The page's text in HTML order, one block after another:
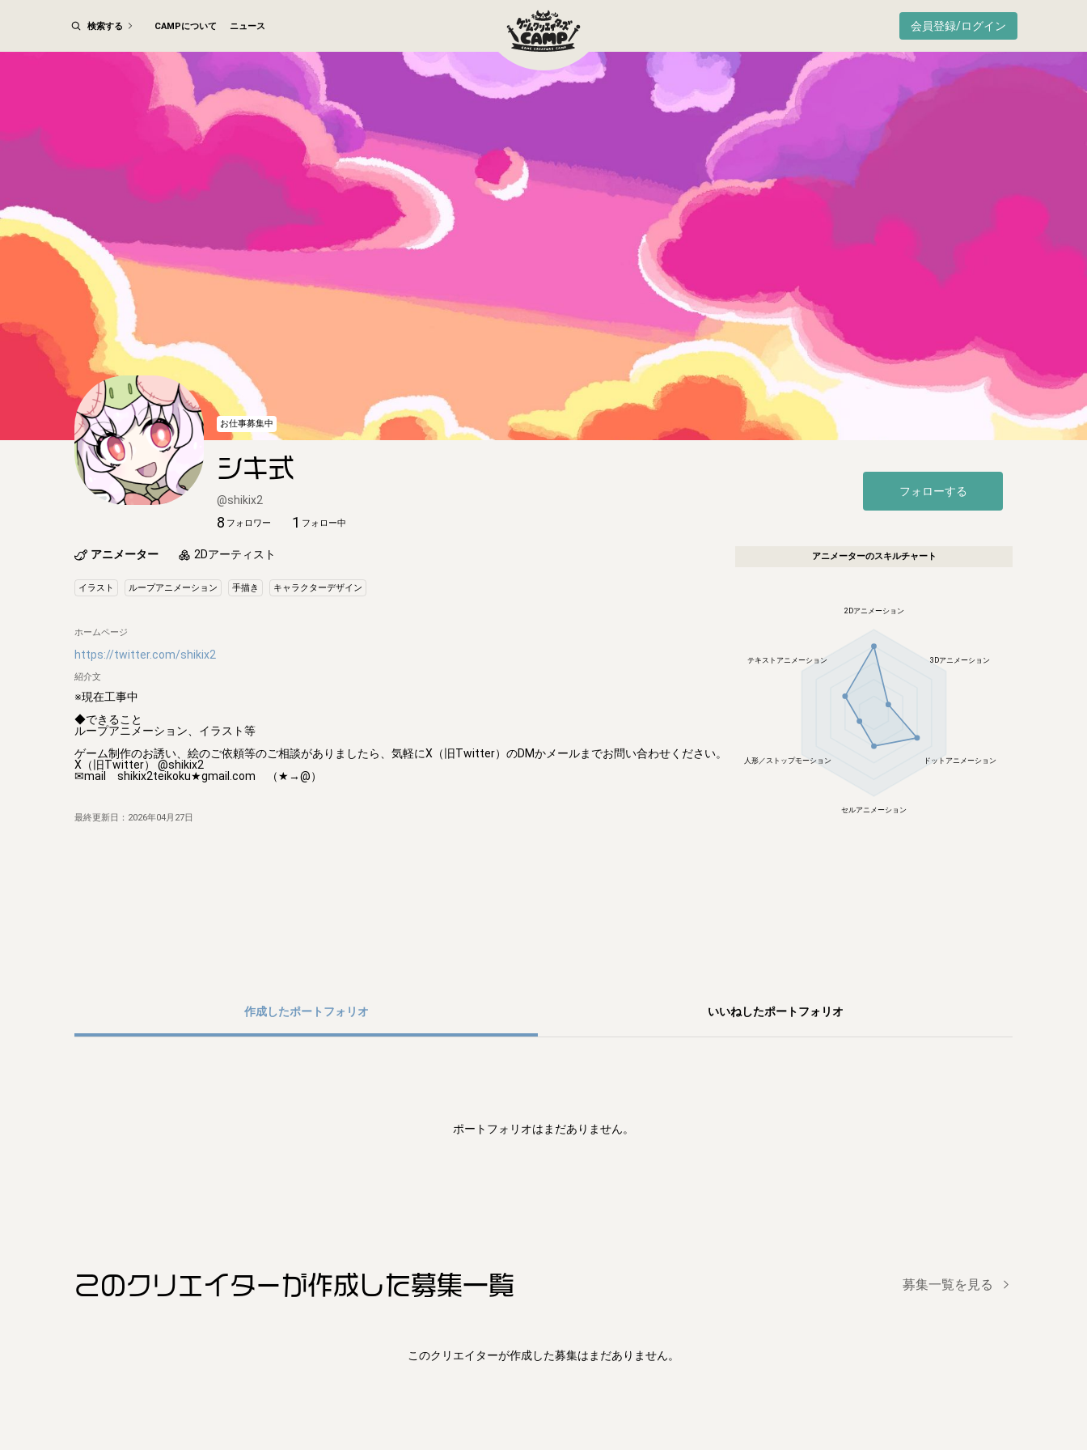
会員登録/ログイン
検索する CAMPについて ニュース
お仕事募集中
シキ式
@shikix2
8 フォロワー 1 フォロー中
フォローする
アニメーター 2Dアーティスト
イラスト ループアニメーション 手描き キャラクターデザイン
ホームページ
https://twitter.com/shikix2
紹介文
※現在工事中
◆できること
ループアニメーション、イラスト等
ゲーム制作のお誘い、絵のご依頼等のご相談がありましたら、気軽にX（旧Twitter）のDMかメールまでお問い合わせください。
X（旧Twitter） @shikix2
✉mail　shikix2teikoku★gmail.com　（★→@）
最終更新日： 2026年04月27日
アニメーターのスキルチャート
2Dアニメーション
3Dアニメーション
ドットアニメーション
セルアニメーション
人形／ストップモーション
テキストアニメーション
作成したポートフォリオ いいねしたポートフォリオ
ポートフォリオはまだありません。
このクリエイターが作成した募集一覧 募集一覧を見る
このクリエイターが作成した募集はまだありません。